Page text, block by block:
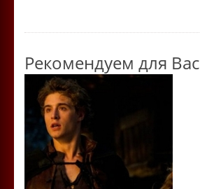
Рекомендуем для Вас